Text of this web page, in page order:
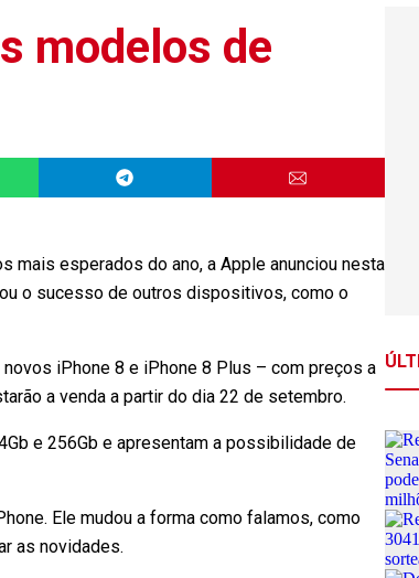
modelos de
mais esperados do ano, a Apple anunciou nesta
o sucesso de outros dispositivos, como o
iPhone 8 e iPhone 8 Plus – com preços a
a venda a partir do dia 22 de setembro.
e 256Gb e apresentam a possibilidade de
Ele mudou a forma como falamos, como
as novidades.